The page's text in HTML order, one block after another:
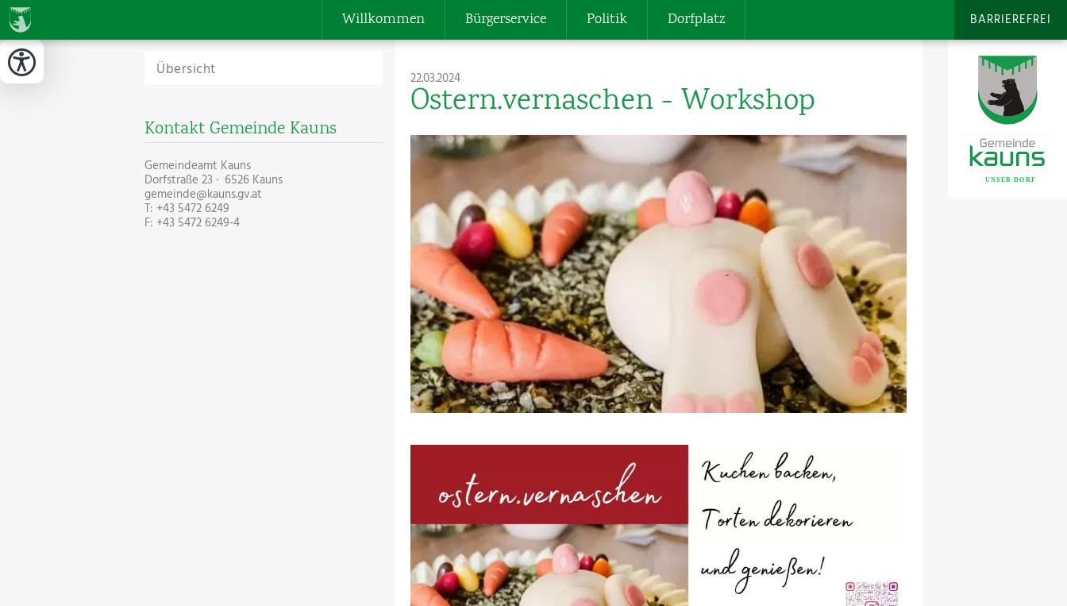
Willkommen Bürgerservice Politik Dorfplatz BARRIEREFREI
Übersicht
Kontakt Gemeinde Kauns
Gemeindeamt Kauns
Dorfstraße 23 · 6526 Kauns
gemeinde@kauns.gv.at
T: +43 5472 6249
F: +43 5472 6249-4
22.03.2024
Ostern.vernaschen - Workshop